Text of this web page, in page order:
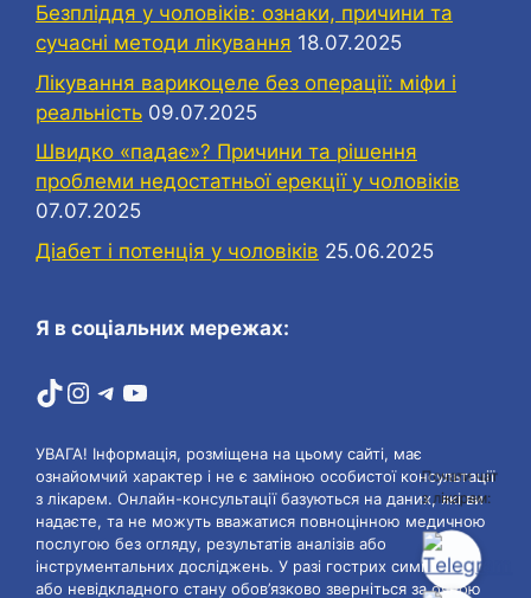
Безпліддя у чоловіків: ознаки, причини та
сучасні методи лікування 18.07.2025
Лікування варикоцеле без операції: міфи і
реальність 09.07.2025
Швидко «падає»? Причини та рішення
проблеми недостатньої ерекції у чоловіків
07.07.2025
Діабет і потенція у чоловіків 25.06.2025
Я в соціальних мережах:
TikTok
Instagram
Telegram
YouTube
УВАГА! Інформація, розміщена на цьому сайті, має
ознайомчий характер і не є заміною особистої консультації
з лікарем. Онлайн-консультації базуються на даних, які ви
надаєте, та не можуть вважатися повноцінною медичною
послугою без огляду, результатів аналізів або
інструментальних досліджень. У разі гострих симптомів
або невідкладного стану обов’язково зверніться за очною
Почати чат
з лікарем: